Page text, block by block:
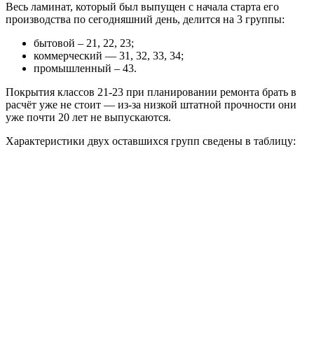
Весь ламинат, который был выпущен с начала старта его
производства по сегодняшний день, делится на 3 группы:
бытовой – 21, 22, 23;
коммерческий — 31, 32, 33, 34;
промышленный – 43.
Покрытия классов 21-23 при планировании ремонта брать в
расчёт уже не стоит — из-за низкой штатной прочности они
уже почти 20 лет не выпускаются.
Характеристики двух оставшихся групп сведены в таблицу: